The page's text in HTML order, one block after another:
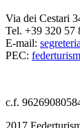
Via dei Cestari
Tel. +39 320 57
E-mail:
PEC:
c.f.